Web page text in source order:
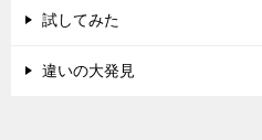
試してみた
違いの大発見